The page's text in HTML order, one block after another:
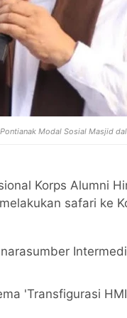
Modal Sosial Masjid
Korps Alumni
safari ke
'Transfigurasi